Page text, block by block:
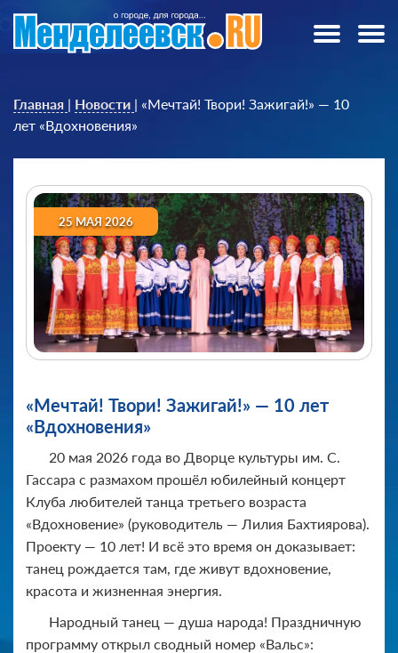
Главная | Новости | «Мечтай! Твори! Зажигай!» — 10
лет «Вдохновения»
25 МАЯ 2026
«Мечтай! Твори! Зажигай!» — 10 лет
«Вдохновения»
20 мая 2026 года во Дворце культуры им. С.
Гассара с размахом прошёл юбилейный концерт
Клуба любителей танца третьего возраста
«Вдохновение» (руководитель — Лилия Бахтиярова).
Проекту — 10 лет! И всё это время он доказывает:
танец рождается там, где живут вдохновение,
красота и жизненная энергия.
Народный танец — душа народа! Праздничную
программу открыл сводный номер «Вальс»: